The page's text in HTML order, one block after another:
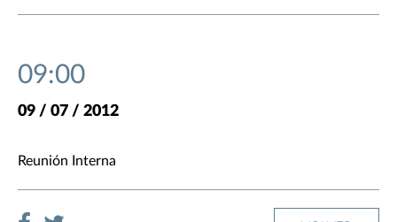
09:00
09 / 07 / 2012
Reunión Interna